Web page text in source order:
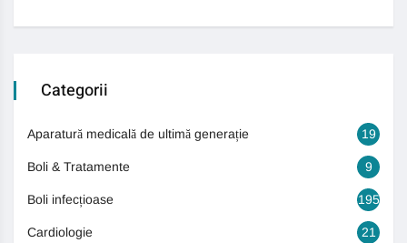
Categorii
Aparatură medicală de ultimă generație 19
Boli & Tratamente 9
Boli infecțioase 195
Cardiologie 21